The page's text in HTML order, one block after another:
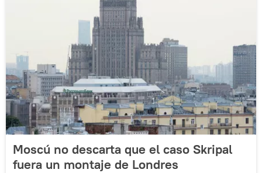
Moscú no descarta que el caso Skripal
fuera un montaje de Londres